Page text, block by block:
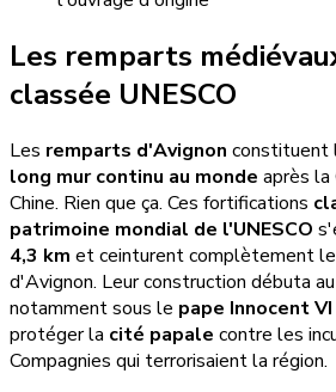
Les remparts
classée UNESCO
Les remparts d'Avignon constituent
long mur continu au monde après la
Chine. Rien que ça. Ces fortifications
patrimoine mondial de l'UNESCO
4,3 km et ceinturent complètement le
d'Avignon. Leur construction débuta
notamment sous le pape Innocent VI
protéger la cité papale contre les
Compagnies qui terrorisaient la région.